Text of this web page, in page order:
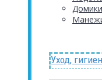
Домики
Уход,